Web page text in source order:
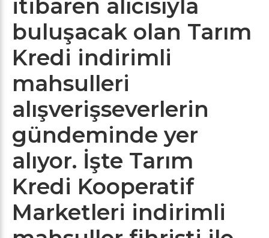
itibaren alıcısıyla
buluşacak olan Tarım
Kredi indirimli
mahsulleri
alışverişseverlerin
gündeminde yer
alıyor. İşte Tarım
Kredi Kooperatif
Marketleri indirimli